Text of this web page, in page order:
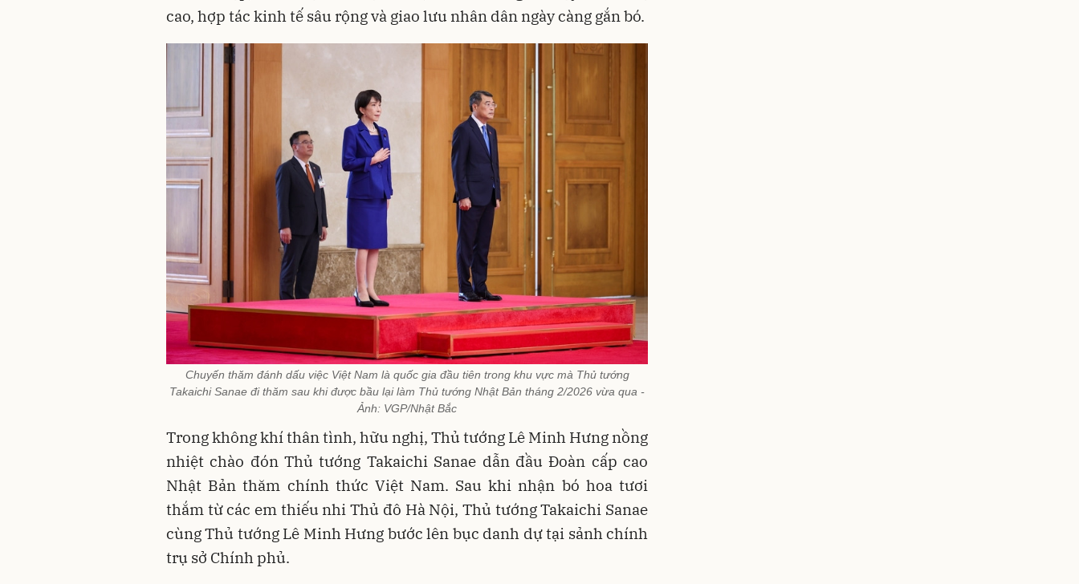
cao, hợp tác kinh tế sâu rộng và giao lưu nhân dân ngày càng gắn bó.
Chuyến thăm đánh dấu việc Việt Nam là quốc gia đầu tiên trong khu vực mà Thủ tướng
Takaichi Sanae đi thăm sau khi được bầu lại làm Thủ tướng Nhật Bản tháng 2/2026 vừa qua -
Ảnh: VGP/Nhật Bắc
Trong không khí thân tình, hữu nghị, Thủ tướng Lê Minh Hưng nồng
nhiệt chào đón Thủ tướng Takaichi Sanae dẫn đầu Đoàn cấp cao
Nhật Bản thăm chính thức Việt Nam. Sau khi nhận bó hoa tươi
thắm từ các em thiếu nhi Thủ đô Hà Nội, Thủ tướng Takaichi Sanae
cùng Thủ tướng Lê Minh Hưng bước lên bục danh dự tại sảnh chính
trụ sở Chính phủ.